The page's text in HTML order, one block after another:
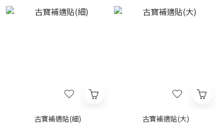
古寶補適貼(細)
古寶補適貼(大)